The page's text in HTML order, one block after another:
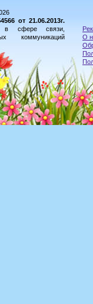
от 21.06.2013г.
в сфере связи,
коммуникаций
О